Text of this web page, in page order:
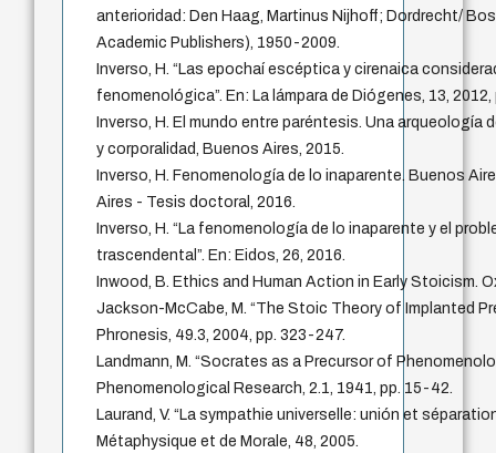
anterioridad: Den Haag, Martinus Nijhoff; Dordrecht/
Academic Publishers), 1950-2009.
Inverso, H. “Las epochaí escéptica y cirenaica
fenomenológica”. En: La lámpara de Diógenes, 13,
Inverso, H. El mundo entre paréntesis. Una arqueología
y corporalidad, Buenos Aires, 2015.
Inverso, H. Fenomenología de lo inaparente. Buenos
Aires - Tesis doctoral, 2016.
Inverso, H. “La fenomenología de lo inaparente y el
trascendental”. En: Eidos, 26, 2016.
Inwood, B. Ethics and Human Action in Early Stoicism.
Jackson-McCabe, M. “The Stoic Theory of Implanted
Phronesis, 49.3, 2004, pp. 323-247.
Landmann, M. “Socrates as a Precursor of
Phenomenological Research, 2.1, 1941, pp. 15-42.
Laurand, V. “La sympathie universelle: unión et
Métaphysique et de Morale, 48, 2005.